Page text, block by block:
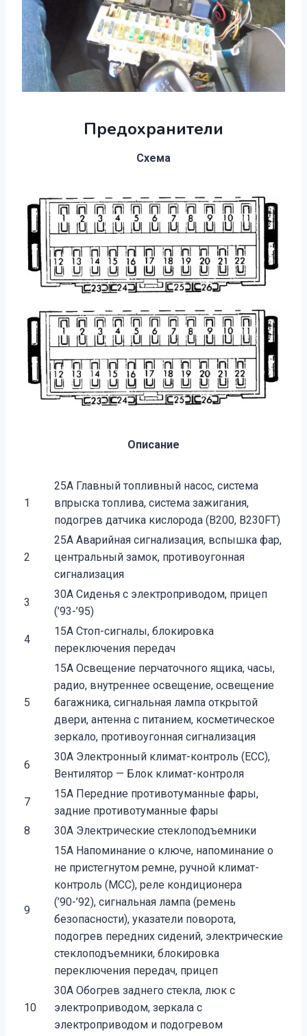
Предохранители
Схема
Описание
1
25A Главный топливный насос, система
впрыска топлива, система зажигания,
подогрев датчика кислорода (B200, B230FT)
2
25A Аварийная сигнализация, вспышка фар,
центральный замок, противоугонная
сигнализация
3
30A Сиденья с электроприводом, прицеп
(’93-’95)
4
15A Стоп-сигналы, блокировка
переключения передач
5
15A Освещение перчаточного ящика, часы,
радио, внутреннее освещение, освещение
багажника, сигнальная лампа открытой
двери, антенна с питанием, косметическое
зеркало, противоугонная сигнализация
6
30A Электронный климат-контроль (ECC),
Вентилятор — Блок климат-контроля
7
15A Передние противотуманные фары,
задние противотуманные фары
8
30A Электрические стеклоподъемники
9
15A Напоминание о ключе, напоминание о
не пристегнутом ремне, ручной климат-
контроль (MCC), реле кондиционера
(’90-’92), сигнальная лампа (ремень
безопасности), указатели поворота,
подогрев передних сидений, электрические
стеклоподъемники, блокировка
переключения передач, прицеп
10
30A Обогрев заднего стекла, люк с
электроприводом, зеркала с
электроприводом и подогревом